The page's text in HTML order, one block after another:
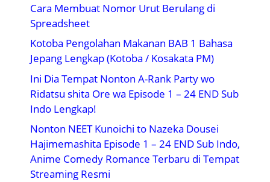
Cara Membuat Nomor Urut Berulang di
Spreadsheet
Kotoba Pengolahan Makanan BAB 1 Bahasa
Jepang Lengkap (Kotoba / Kosakata PM)
Ini Dia Tempat Nonton A-Rank Party wo
Ridatsu shita Ore wa Episode 1 – 24 END Sub
Indo Lengkap!
Nonton NEET Kunoichi to Nazeka Dousei
Hajimemashita Episode 1 – 24 END Sub Indo,
Anime Comedy Romance Terbaru di Tempat
Streaming Resmi